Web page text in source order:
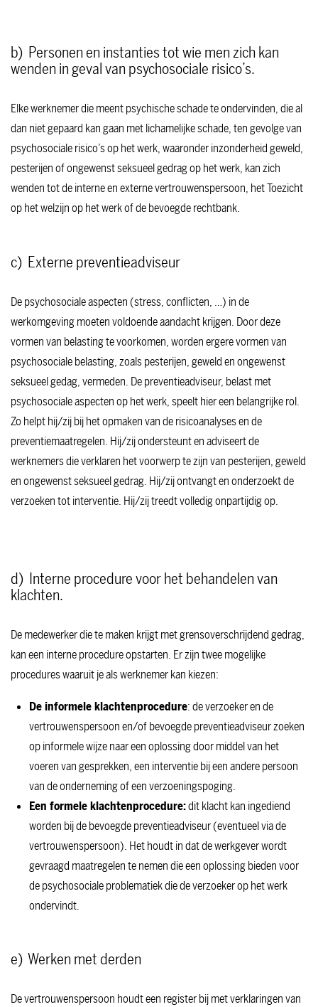
b) Personen en instanties tot wie men zich kan
wenden in geval van psychosociale risico’s.
Elke werknemer die meent psychische schade te ondervinden, die al
dan niet gepaard kan gaan met lichamelijke schade, ten gevolge van
psychosociale risico’s op het werk, waaronder inzonderheid geweld,
pesterijen of ongewenst seksueel gedrag op het werk, kan zich
wenden tot de interne en externe vertrouwenspersoon, het Toezicht
op het welzijn op het werk of de bevoegde rechtbank.
c) Externe preventieadviseur
De psychosociale aspecten (stress, conflicten, …) in de
werkomgeving moeten voldoende aandacht krijgen. Door deze
vormen van belasting te voorkomen, worden ergere vormen van
psychosociale belasting, zoals pesterijen, geweld en ongewenst
seksueel gedag, vermeden. De preventieadviseur, belast met
psychosociale aspecten op het werk, speelt hier een belangrijke rol.
Zo helpt hij/zij bij het opmaken van de risicoanalyses en de
preventiemaatregelen. Hij/zij ondersteunt en adviseert de
werknemers die verklaren het voorwerp te zijn van pesterijen, geweld
en ongewenst seksueel gedrag. Hij/zij ontvangt en onderzoekt de
verzoeken tot interventie. Hij/zij treedt volledig onpartijdig op.
d) Interne procedure voor het behandelen van
klachten.
De medewerker die te maken krijgt met grensoverschrijdend gedrag,
kan een interne procedure opstarten. Er zijn twee mogelijke
procedures waaruit je als werknemer kan kiezen:
De informele klachtenprocedure: de verzoeker en de
vertrouwenspersoon en/of bevoegde preventieadviseur zoeken
op informele wijze naar een oplossing door middel van het
voeren van gesprekken, een interventie bij een andere persoon
van de onderneming of een verzoeningspoging.
Een formele klachtenprocedure:dit klacht kan ingediend
worden bij de bevoegde preventieadviseur (eventueel via de
vertrouwenspersoon). Het houdt in dat de werkgever wordt
gevraagd maatregelen te nemen die een oplossing bieden voor
de psychosociale problematiek die de verzoeker op het werk
ondervindt.
e) Werken met derden
De vertrouwenspersoon houdt een register bij met verklaringen van